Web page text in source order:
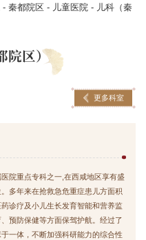
- 秦都院区- 儿童医院 - 儿科（秦
院区）
更多科室
院重点专科之一,在西咸地区享有盛
多年来在抢救急危重症患儿方面积
诊疗及小儿生长发育智能和营养监
预防保健等方面保驾护航。经过了
一体，不断加强科研能力的综合性